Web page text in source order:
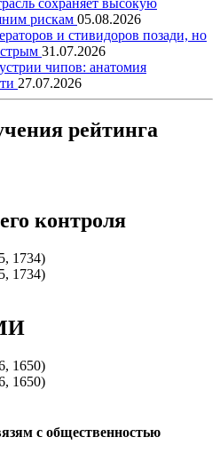
рискам 05.08.2026
и стивидоров позади, но
31.07.2026
чипов: анатомия
27.07.2026
рейтинга
контроля
1734)
1734)
1650)
1650)
с общественностью